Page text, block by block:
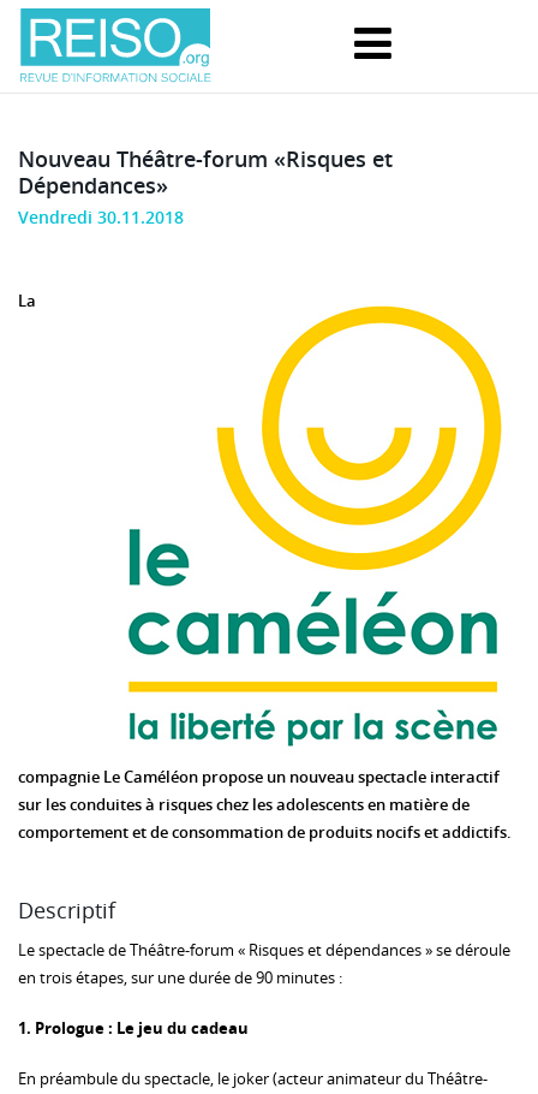
Nouveau Théâtre-forum «Risques et
Dépendances»
Vendredi 30.11.2018
La
compagnie Le Caméléon propose un nouveau spectacle interactif
sur les conduites à risques chez les adolescents en matière de
comportement et de consommation de produits nocifs et addictifs.
Descriptif
Le spectacle de Théâtre-forum « Risques et dépendances » se déroule
en trois étapes, sur une durée de 90 minutes :
1. Prologue : Le jeu du cadeau
En préambule du spectacle, le joker (acteur animateur du Théâtre-